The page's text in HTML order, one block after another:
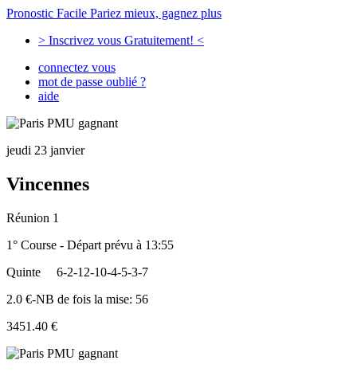
Pronostic Facile Pariez mieux, gagnez plus
> Inscrivez vous Gratuitement! <
connectez vous
mot de passe oublié ?
aide
jeudi 23 janvier
Vincennes
Réunion 1
1° Course - Départ prévu à 13:55
Quinte
6-2-12-10-4-5-3-7
2.0 €-NB de fois la mise: 56
3451.40 €